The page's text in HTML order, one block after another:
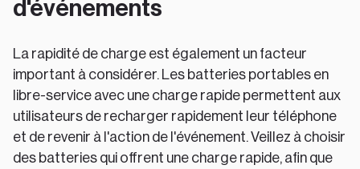
d'événements
La rapidité de charge est également un facteur
important à considérer. Les batteries portables en
libre-service avec une charge rapide permettent aux
utilisateurs de recharger rapidement leur téléphone
et de revenir à l'action de l'événement. Veillez à choisir
des batteries qui offrent une charge rapide, afin que